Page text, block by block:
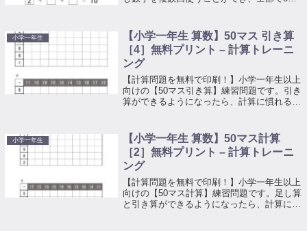
小学一年生
【小学一年生 算数】50マス 引き算
［4］無料プリント – 計算トレーニ
ング
【計算問題を無料で印刷！】小学一年生以上
向けの【50マス引き算】練習問題です。引き
算ができるようになったら、計算に慣れるた
を埋めていくプリントです。
小学一年生
【小学一年生 算数】50マス計算
［2］無料プリント – 計算トレーニ
ング
【計算問題を無料で印刷！】小学一年生以上
向けの【50マス計算】練習問題です。足し算
と引き算ができるようになったら、計算に慣